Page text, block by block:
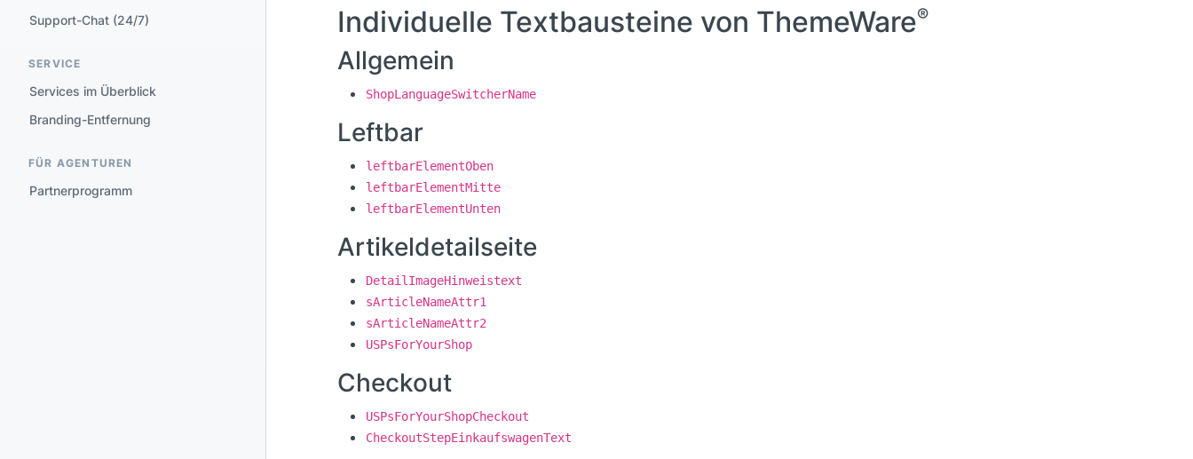
Support-Chat (24/7)
SERVICE
Services im Überblick
Branding-Entfernung
FÜR AGENTUREN
Partnerprogramm
Individuelle Textbausteine von ThemeWare®
Allgemein
ShopLanguageSwitcherName
Leftbar
leftbarElementOben
leftbarElementMitte
leftbarElementUnten
Artikeldetailseite
DetailImageHinweistext
sArticleNameAttr1
sArticleNameAttr2
USPsForYourShop
Checkout
USPsForYourShopCheckout
CheckoutStepEinkaufswagenText